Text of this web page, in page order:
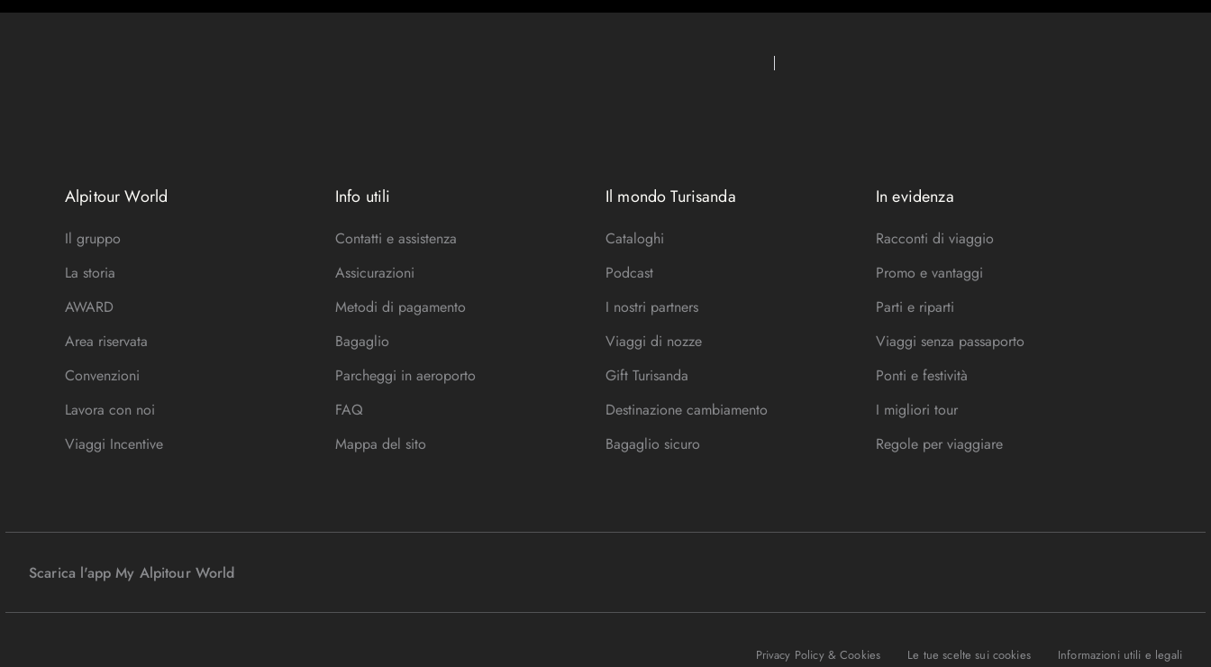
Alpitour World
Il gruppo
La storia
AWARD
Area riservata
Convenzioni
Lavora con noi
Viaggi Incentive
Info utili
Contatti e assistenza
Assicurazioni
Metodi di pagamento
Bagaglio
Parcheggi in aeroporto
FAQ
Mappa del sito
Il mondo Turisanda
Cataloghi
Podcast
I nostri partners
Viaggi di nozze
Gift Turisanda
Destinazione cambiamento
Bagaglio sicuro
In evidenza
Racconti di viaggio
Promo e vantaggi
Parti e riparti
Viaggi senza passaporto
Ponti e festività
I migliori tour
Regole per viaggiare
Scarica l'app My Alpitour World
Privacy Policy & Cookies Le tue scelte sui cookies Informazioni utili e legali